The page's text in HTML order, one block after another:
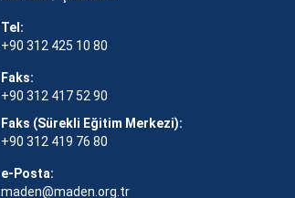
Tel:
+90 312 425 10 80
Faks:
+90 312 417 52 90
Faks (Sürekli Eğitim Merkezi):
+90 312 419 76 80
e-Posta:
maden@maden.org.tr